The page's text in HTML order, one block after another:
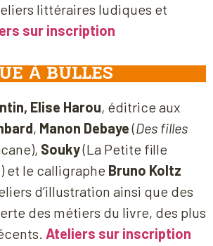
littéraires ludiques et
sur inscription
À BULLES
Elise Harou, éditrice aux
, Manon Debaye(Des filles
Souky(La Petite fille
et le calligraphe Bruno Koltz
d’illustration ainsi que des
des métiers du livre, des plus
Ateliers sur inscription